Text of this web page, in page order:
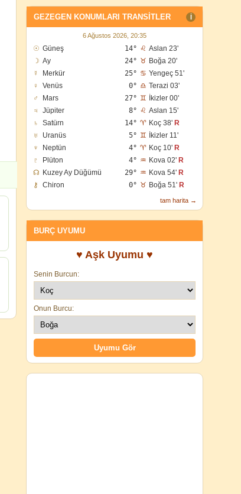
GEZEGEN KONUMLARI TRANSITLER I
6 Ağustos 2026, 20:35
☉ Güneş 14° ♌ Aslan 23'
☽ Ay 24° ♉ Boğa 20'
☿
Merkür 25° ♋ Yengeç 51'
♀
Venüs 0° ♎ Terazi 03'
♂
Mars 27° ♊
İkizler 00'
♃
Jüpiter 8° ♌ Aslan 15'
♄
Satürn 14° ♈ Koç 38' R
♅
Uranüs 5° ♊
İkizler 11'
♆
Neptün 4° ♈ Koç 10' R
♇
Plüton 4° ♒ Kova 02' R
☊ Kuzey Ay Düğümü 29° ♒ Kova 54' R
⚷
Chiron 0° ♉ Boğa 51' R
tam harita →
BURÇ UYUMU
♥ Aşk Uyumu ♥
Senin Burcun:
Onun Burcu: